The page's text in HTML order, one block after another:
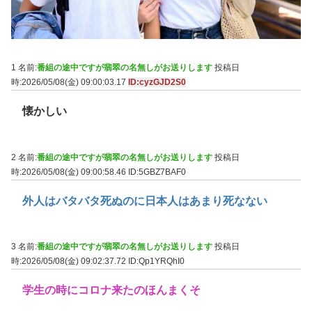
1 名前:番組の途中ですが翡翠の名無しがお送りします 投稿日
時:2026/05/08(金) 09:00:03.17
ID:cyzGJD2S0
懐かしい
2 名前:番組の途中ですが翡翠の名無しがお送りします 投稿日
時:2026/05/08(金) 09:00:58.46 ID:5GBZ7BAF0
外人はバタバタ死ぬのに日本人はあまり死なない
3 名前:番組の途中ですが翡翠の名無しがお送りします 投稿日
時:2026/05/08(金) 09:02:37.72
ID:Qp1YRQhI0
学生の時にコロナ来たのほんまくそ